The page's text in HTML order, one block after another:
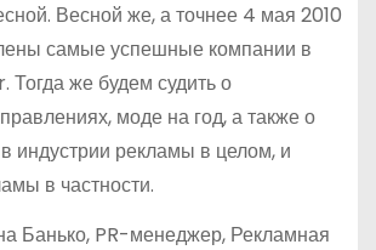
Весной же, а точнее 4 мая 2010
самые успешные компании в
же будем судить о
моде на год, а также о
индустрии рекламы в целом, и
в частности.
Банько, PR-менеджер, Рекламная